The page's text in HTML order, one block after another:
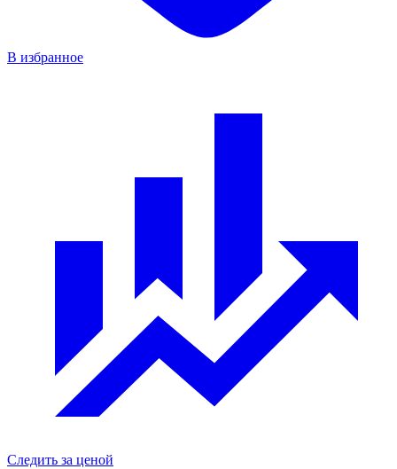
В избранное
Следить за ценой